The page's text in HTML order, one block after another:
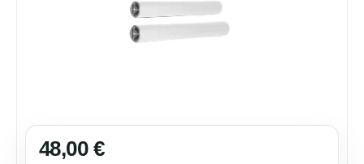
Ordinarie pris:
48,00 €